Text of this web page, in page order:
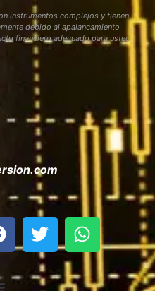
instrumentos complejos y tienen
debido al apalancamiento
financiero adecuado para usted